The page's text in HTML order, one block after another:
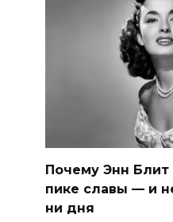
Почему Энн Блит
пике славы — и
ни дня